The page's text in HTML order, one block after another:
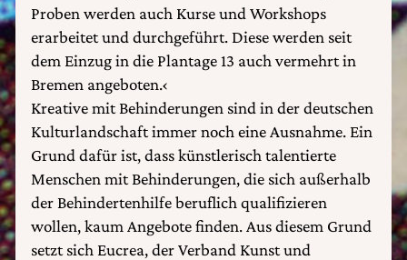
Proben werden auch Kurse und Workshops
erarbeitet und durchgeführt. Diese werden seit
dem Einzug in die Plantage 13 auch vermehrt in
Bremen angeboten.‹
Kreative mit Behinderungen sind in der deutschen
Kulturlandschaft immer noch eine Ausnahme. Ein
Grund dafür ist, dass künstlerisch talentierte
Menschen mit Behinderungen, die sich außerhalb
der Behindertenhilfe beruflich qualifizieren
wollen, kaum Angebote finden. Aus diesem Grund
setzt sich Eucrea, der Verband Kunst und